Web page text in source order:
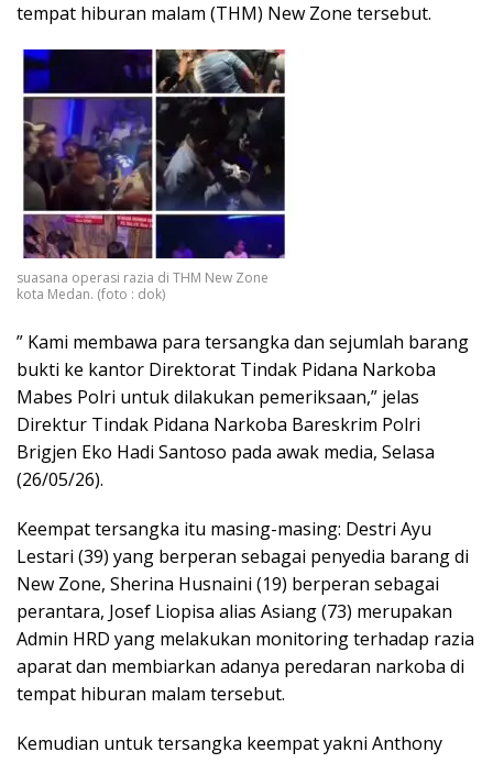
tempat hiburan malam (THM) New Zone tersebut.
suasana operasi razia di THM New Zone
kota Medan. (foto : dok)
” Kami membawa para tersangka dan sejumlah barang
bukti ke kantor Direktorat Tindak Pidana Narkoba
Mabes Polri untuk dilakukan pemeriksaan,” jelas
Direktur Tindak Pidana Narkoba Bareskrim Polri
Brigjen Eko Hadi Santoso pada awak media, Selasa
(26/05/26).
Keempat tersangka itu masing-masing: Destri Ayu
Lestari (39) yang berperan sebagai penyedia barang di
New Zone, Sherina Husnaini (19) berperan sebagai
perantara, Josef Liopisa alias Asiang (73) merupakan
Admin HRD yang melakukan monitoring terhadap razia
aparat dan membiarkan adanya peredaran narkoba di
tempat hiburan malam tersebut.
Kemudian untuk tersangka keempat yakni Anthony